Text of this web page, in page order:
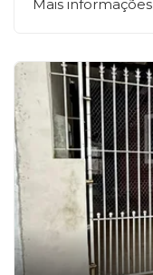
Mais informações